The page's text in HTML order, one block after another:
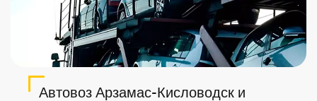
Автовоз Арзамас-Кисловодск и